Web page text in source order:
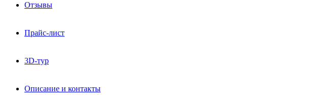
Отзывы
Прайс-лист
3D-тур
Описание и контакты